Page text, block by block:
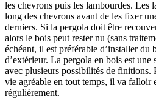
les chevrons puis les lambourdes. Les
long des chevrons avant de les fixer
derniers. Si la pergola doit être
alors le bois peut rester nu (sans
échéant, il est préférable d’installer du
d’extérieur. La pergola en bois est une
avec plusieurs possibilités de finitions.
vie agréable en tout temps, il va falloir
régulièrement.